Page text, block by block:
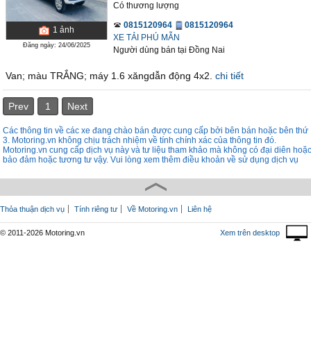
1 ảnh
Đăng ngày: 24/06/2025
Có thương lượng
0815120964
0815120964
XE TẢI PHÚ MẪN
Người dùng bán tại Ðồng Nai
Van; màu TRẮNG; máy 1.6 xăngdẫn động 4x2. chi tiết
Prev 1 Next
Các thông tin về các xe đang chào bán được cung cấp bởi bên bán hoặc bên thứ
3. Motoring.vn không chịu trách nhiệm về tính chính xác của thông tin đó.
Motoring.vn cung cấp dịch vụ này và tư liệu tham khảo mà không có đại diên hoặc
bảo đảm hoặc tương tư vậy. Vui lòng xem thêm điều khoản về sử dụng dịch vụ
Thỏa thuận dịch vụ Tính riêng tư Về Motoring.vn Liên hệ
© 2011-2026 Motoring.vn Xem trên desktop